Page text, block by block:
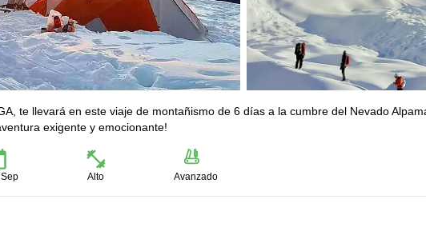
te llevará en este viaje de montañismo de 6 días a la cumbre del Nevado
exigente y emocionante!
Alto Avanzado